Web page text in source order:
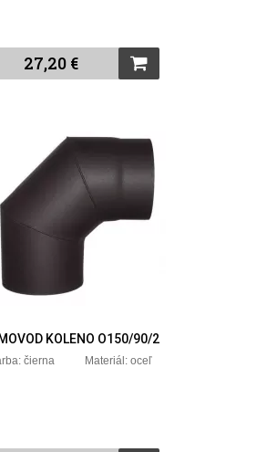
27,20 €
KOLENO O150/90/2
čierna Materiál: oceľ